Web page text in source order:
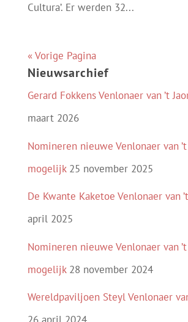
Cultura’. Er werden 32...
« Vorige Pagina
Nieuwsarchief
Gerard Fokkens Venlonaer van ’t
maart 2026
Nomineren nieuwe Venlonaer van
mogelijk 25 november 2025
De Kwante Kaketoe Venlonaer van
april 2025
Nomineren nieuwe Venlonaer van
mogelijk 28 november 2024
Wereldpaviljoen Steyl Venlonaer